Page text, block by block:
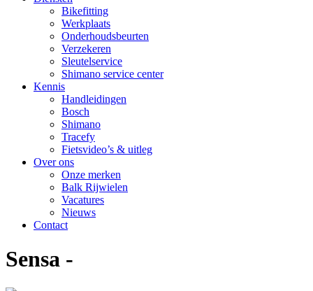
Bikefitting
Werkplaats
Onderhoudsbeurten
Verzekeren
Sleutelservice
Shimano service center
Kennis
Handleidingen
Bosch
Shimano
Tracefy
Fietsvideo’s & uitleg
Over ons
Onze merken
Balk Rijwielen
Vacatures
Nieuws
Contact
Sensa -